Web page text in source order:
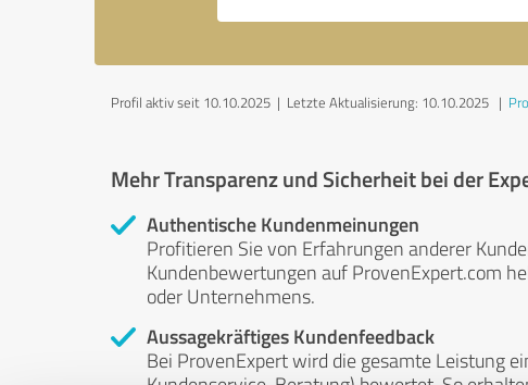
Profil aktiv seit 10.10.2025 | Letzte Aktualisierung: 10.10.2025 |
Mehr Transparenz und Sicherheit bei der
Authentische Kundenmeinungen
Profitieren Sie von Erfahrungen anderer
Kundenbewertungen auf ProvenExpert.com
oder Unternehmens.
Aussagekräftiges Kundenfeedback
Bei ProvenExpert wird die gesamte Leistung